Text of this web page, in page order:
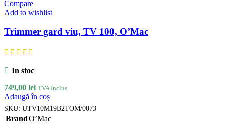
Compare
Add to wishlist
Trimmer gard viu, TV 100, O’Mac
In stoc
749,00 lei TVA Inclus
Adaugă în coș
SKU: UTV10M19B2TOM/0073
BrandO’Mac